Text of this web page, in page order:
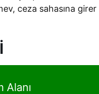
ceza sahasına
Alanı